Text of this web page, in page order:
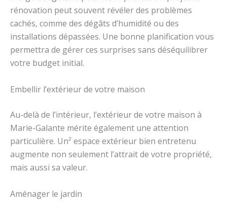
rénovation peut souvent révéler des problèmes
cachés, comme des dégâts d’humidité ou des
installations dépassées. Une bonne planification vous
permettra de gérer ces surprises sans déséquilibrer
votre budget initial.
Embellir l’extérieur de votre maison
Au-delà de l’intérieur, l’extérieur de votre maison à
Marie-Galante mérite également une attention
particulière. Un² espace extérieur bien entretenu
augmente non seulement l’attrait de votre propriété,
mais aussi sa valeur.
Aménager le jardin